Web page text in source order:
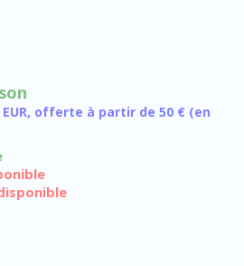
offerte à partir de 50 € (en